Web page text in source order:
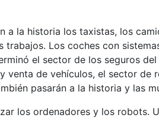
a la historia los taxistas, los
Los coches con
el sector de los seguros
venta de vehículos, el sector de
pasarán a la historia y las
los ordenadores y los robots.